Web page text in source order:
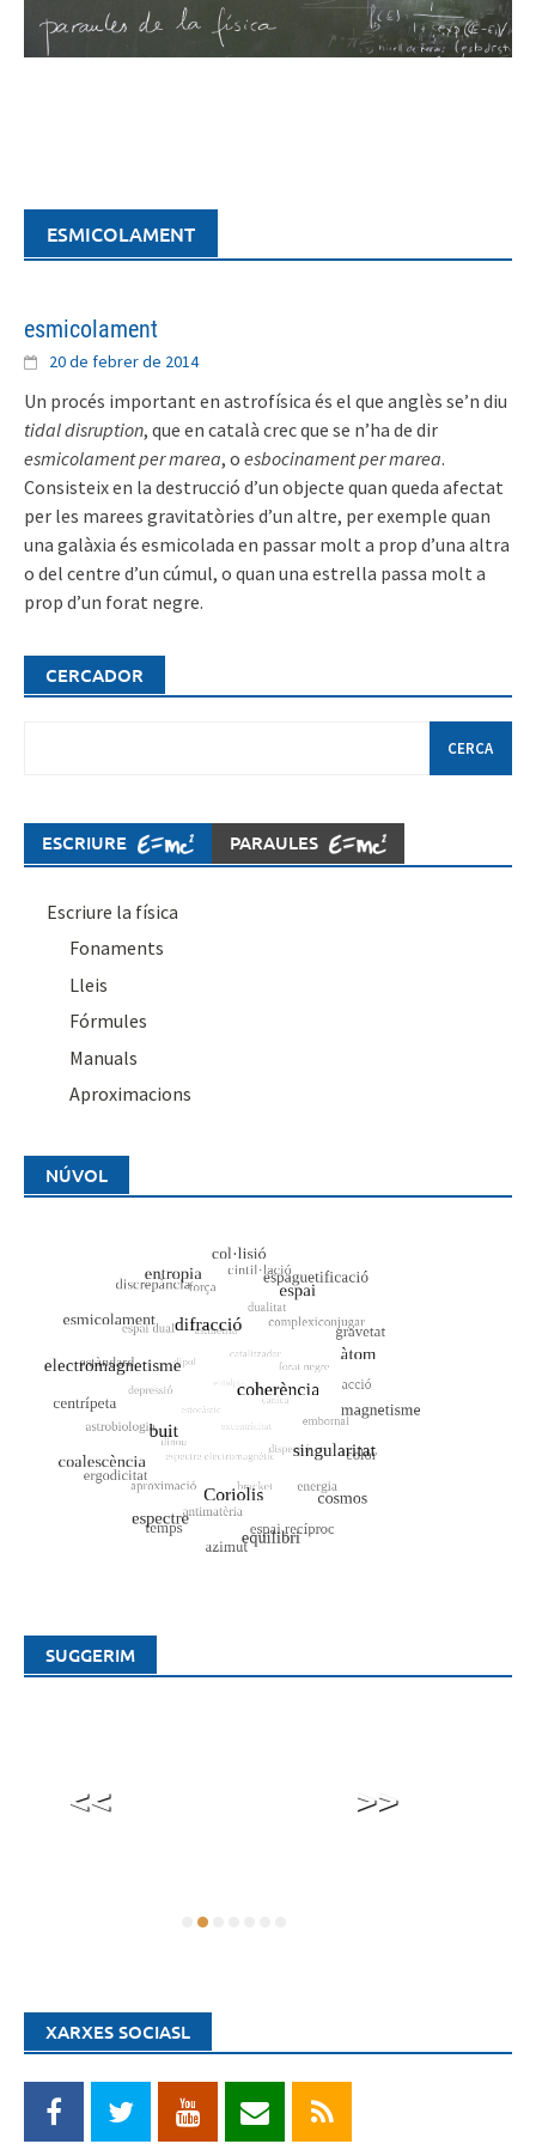
ESMICOLAMENT
esmicolament
20 de febrer de 2014
Un procés important en astrofísica és el que anglès se’n diu
tidal disruption, que en català crec que se n’ha de dir
esmicolament per marea, o esbocinament per marea.
Consisteix en la destrucció d’un objecte quan queda afectat
per les marees gravitatòries d’un altre, per exemple quan
una galàxia és esmicolada en passar molt a prop d’una altra
o del centre d’un cúmul, o quan una estrella passa molt a
prop d’un forat negre.
CERCADOR
ESCRIURE PARAULES
Escriure la física
Fonaments
Lleis
Fórmules
Manuals
Aproximacions
NÚVOL
SUGGERIM
<< >>
XARXES SOCIASL